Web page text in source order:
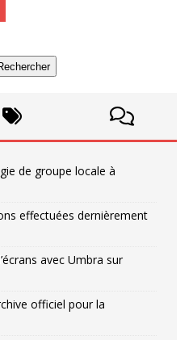
de groupe locale à
effectuées dernièrement
avec Umbra sur
officiel pour la